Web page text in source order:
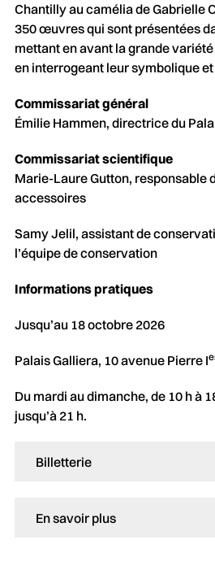
Chantilly au camélia de Gabrielle
350 œuvres qui sont présentées
mettant en avant la grande
en interrogeant leur symbolique
Commissariat général
Émilie Hammen, directrice du
Commissariat scientifique
Marie-Laure Gutton, responsable
accessoires
Samy Jelil, assistant de
l’équipe de conservation
Informations pratiques
Jusqu’au 18 octobre 2026
Palais Galliera, 10 avenue Pierre I
Du mardi au dimanche, de 10 h à
jusqu’à 21 h.
Billetterie
En savoir plus